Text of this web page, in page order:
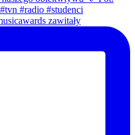
zawitały